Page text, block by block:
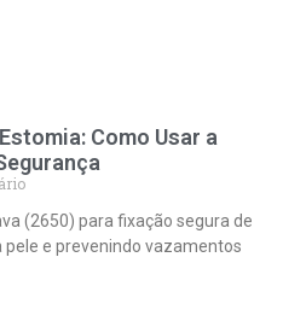
Como Usar a
(2650) para fixação segura de
e prevenindo vazamentos